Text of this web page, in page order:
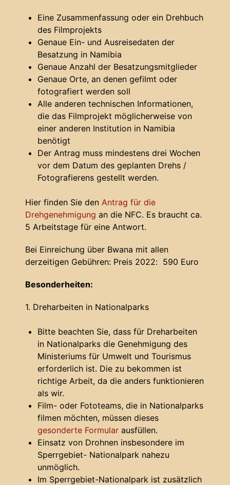
Eine Zusammenfassung oder ein Drehbuch
des Filmprojekts
Genaue Ein- und Ausreisedaten der
Besatzung in Namibia
Genaue Anzahl der Besatzungsmitglieder
Genaue Orte, an denen gefilmt oder
fotografiert werden soll
Alle anderen technischen Informationen,
die das Filmprojekt möglicherweise von
einer anderen Institution in Namibia
benötigt
Der Antrag muss mindestens drei Wochen
vor dem Datum des geplanten Drehs /
Fotografierens gestellt werden.
Hier finden Sie den Antrag für die
Drehgenehmigung an die NFC. Es braucht ca.
5 Arbeitstage für eine Antwort.
Bei Einreichung über Bwana mit allen
derzeitigen Gebühren: Preis 2022: 590 Euro
Besonderheiten:
1. Dreharbeiten in Nationalparks
Bitte beachten Sie, dass für Dreharbeiten
in Nationalparks die Genehmigung des
Ministeriums für Umwelt und Tourismus
erforderlich ist. Die zu bekommen ist
richtige Arbeit, da die anders funktionieren
als wir.
Film- oder Fototeams, die in Nationalparks
filmen möchten, müssen dieses
gesonderte Formular ausfüllen.
Einsatz von Drohnen insbesondere im
Sperrgebiet- Nationalpark nahezu
unmöglich.
Im Sperrgebiet-Nationalpark ist zusätzlich